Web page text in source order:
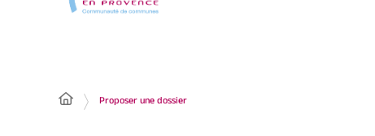
Proposer une dossier